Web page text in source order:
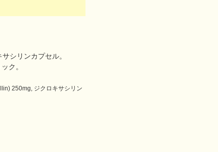
シリンカプセル。
ク。
250mg, ジクロキサシリン